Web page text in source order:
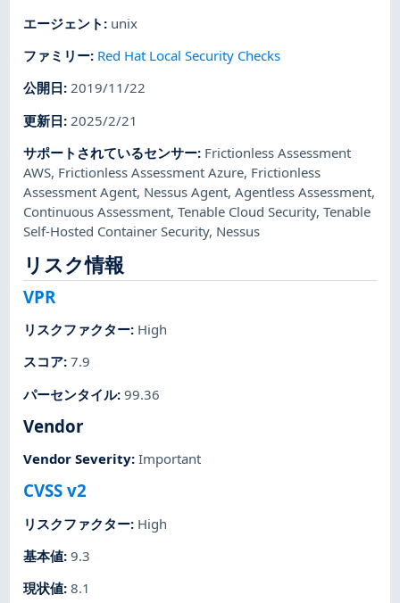
エージェント : unix
ファミリー: Red Hat Local Security Checks
公開日:2019/11/22
更新日: 2025/2/21
サポートされているセンサー: Frictionless Assessment
AWS, Frictionless Assessment Azure, Frictionless
Assessment Agent, Nessus Agent,Agentless Assessment,
Continuous Assessment,Tenable Cloud Security,Tenable
Self-Hosted Container Security, Nessus
リスク情報
VPR
リスクファクター: High
スコア:7.9
パーセンタイル:99.36
Vendor
Vendor Severity:Important
CVSS v2
リスクファクター: High
基本値:9.3
現状値:8.1